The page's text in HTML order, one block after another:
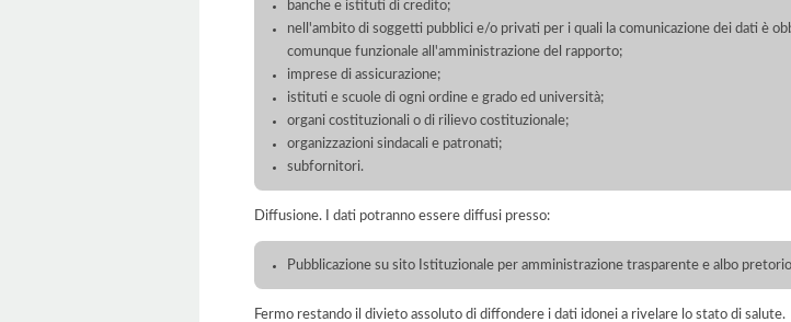
banche e istituti di credito;
nell'ambito di soggetti pubblici e/o privati per i quali la comunicazione dei dati è
comunque funzionale all'amministrazione del rapporto;
imprese di assicurazione;
istituti e scuole di ogni ordine e grado ed università;
organi costituzionali o di rilievo costituzionale;
organizzazioni sindacali e patronati;
subfornitori.
Diffusione. I dati potranno essere diffusi presso:
Pubblicazione su sito Istituzionale per amministrazione trasparente e albo
Fermo restando il divieto assoluto di diffondere i dati idonei a rivelare lo stato di salute.